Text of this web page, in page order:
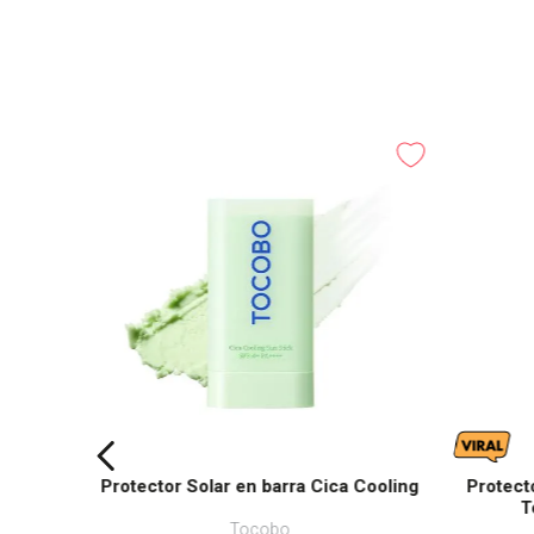
Protector Solar en barra Cica Cooling
Tocobo